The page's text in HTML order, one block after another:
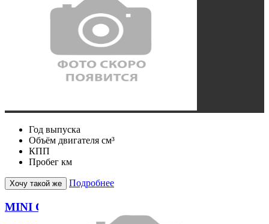
Год выпуска
Объём двигателя см³
КПП
Пробег км
Хочу такой же Подробнее
MINI COOPER S COUNTRYMAN